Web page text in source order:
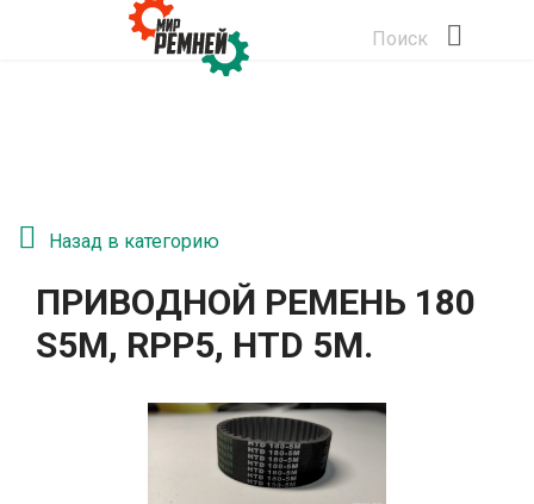
Поиск
Назад в категорию
ПРИВОДНОЙ РЕМЕНЬ 180
S5M, RPP5, HTD 5М.